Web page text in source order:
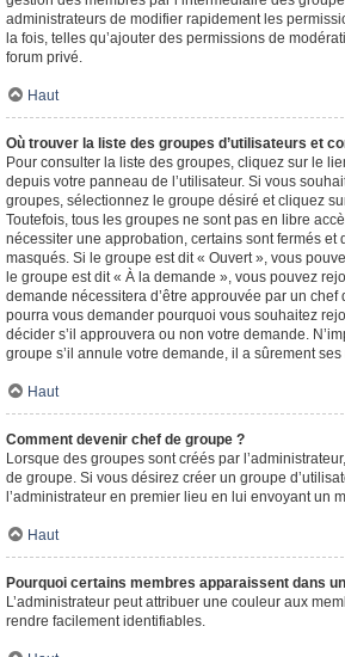
administrateurs de modifier rapidement les
la fois, telles qu’ajouter des permissions de
forum privé.
Haut
Où trouver la liste des groupes d’utilisateurs et
Pour consulter la liste des groupes, cliquez sur le
depuis votre panneau de l’utilisateur. Si vous
groupes, sélectionnez le groupe désiré et cliquez
Toutefois, tous les groupes ne sont pas en libre
nécessiter une approbation, certains sont fermés et
masqués. Si le groupe est dit « Ouvert », vous
le groupe est dit « À la demande », vous pouvez
demande nécessitera d’être approuvée par un
pourra vous demander pourquoi vous souhaitez
décider s’il approuvera ou non votre demande.
groupe s’il annule votre demande, il a sûrement
Haut
Comment devenir chef de groupe ?
Lorsque des groupes sont créés par
de groupe. Si vous désirez créer un groupe
l’administrateur en premier lieu en lui envoyant un
Haut
Pourquoi certains membres apparaissent dans
L’administrateur peut attribuer une couleur aux
rendre facilement identifiables.